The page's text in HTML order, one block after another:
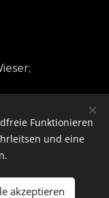
Funktionieren
und eine
akzeptieren